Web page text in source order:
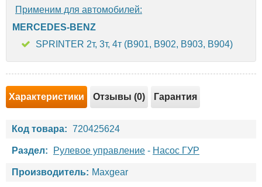
Применим для автомобилей:
MERCEDES-BENZ
SPRINTER 2т, 3т, 4т (B901, B902, B903, B904)
Характеристики Отзывы (0) Гарантия
Код товара: 720425624
Раздел: Рулевое управление - Насос ГУР
Производитель: Maxgear